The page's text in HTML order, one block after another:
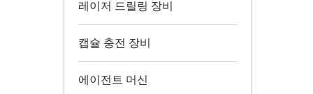
레이저 드릴링 장비
캡슐 충전 장비
에이전트 머신